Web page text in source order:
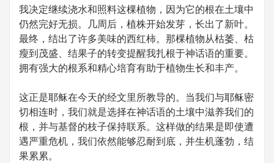
我决定继续浇水和照料这棵植物，因为它的根在土壤中
仍然完好无损。几周后，植株开始发芽，长出了新叶。
最终，结出了许多美味的西红柿。那棵植物从枯萎、枯
瘦到茂盛、结果子的转变提醒我扎根于神话语的重要。
拥有强大的根系和精心培育有助于植物生长和丰产。
这正是耶稣在今天的经文里所教导的。当我们与耶稣密
切相连时，我们就是选择在神话语的土壤中滋养我们的
根，并与基督的枝子保持联系。这样做的结果是即使遭
遇严重危机，我们依然能够忍耐到底，并生机蓬勃，结
果累累。